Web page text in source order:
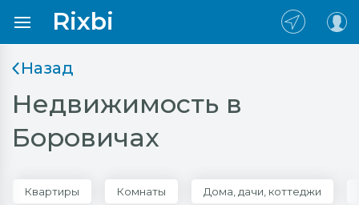
Rixbi
Назад
Недвижимость в
Боровичах
Квартиры Комнаты Дома, дачи, коттеджи